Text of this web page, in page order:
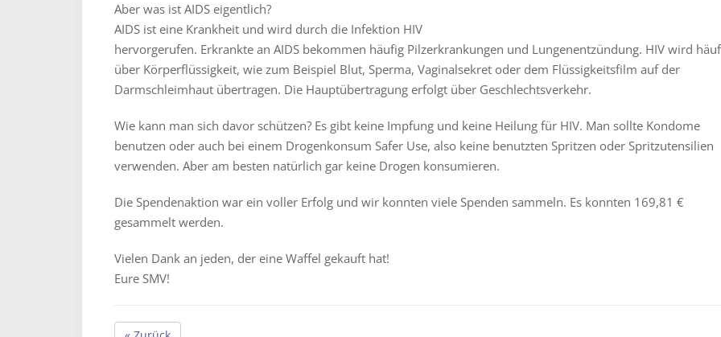
Aber was ist AIDS eigentlich?
AIDS ist eine Krankheit und wird durch die Infektion HIV
hervorgerufen. Erkrankte an AIDS bekommen häufig Pilzerkrankungen und Lungenentzündung. HIV wird
über Körperflüssigkeit, wie zum Beispiel Blut, Sperma, Vaginalsekret oder dem Flüssigkeitsfilm auf der
Darmschleimhaut übertragen. Die Hauptübertragung erfolgt über Geschlechtsverkehr.
Wie kann man sich davor schützen? Es gibt keine Impfung und keine Heilung für HIV. Man sollte Kondome
benutzen oder auch bei einem Drogenkonsum Safer Use, also keine benutzten Spritzen oder Spritzutensilien
verwenden. Aber am besten natürlich gar keine Drogen konsumieren.
Die Spendenaktion war ein voller Erfolg und wir konnten viele Spenden sammeln. Es konnten 169,81 €
gesammelt werden.
Vielen Dank an jeden, der eine Waffel gekauft hat!
Eure SMV!